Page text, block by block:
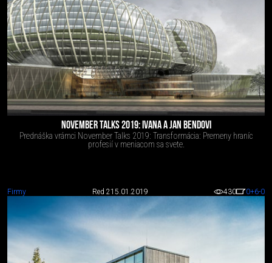
NOVEMBER TALKS 2019: IVANA A JAN BENDOVI
Prednáška vrámci November Talks 2019: Transformácia: Premeny hraníc
profesií v meniacom sa svete.
Firmy Red 215.01.2019 430 0+6-0